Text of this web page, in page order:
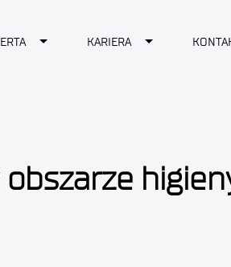
Toggle Dropdown
KARIERA Toggle